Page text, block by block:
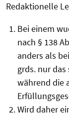
Redaktionelle
Bei einem
nach § 138
anders als
grds. nur
während die
Wird daher